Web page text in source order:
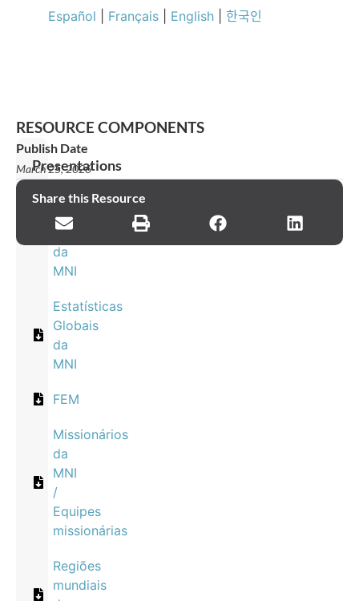
Español
Français English 한국인
RESOURCE COMPONENTS
Presentations
Declaração
de
missão
da
MNI
Estatísticas
Globais
da
MNI
FEM
Missionários
da
MNI
/
Equipes
missionárias
Regiões
mundiais
Publish Date
March 25, 2026
Share this Resource